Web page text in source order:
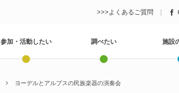
>>>よくあるご質問
参加・活動したい 調べたい 施設
ヨーデルとアルプスの民族楽器の演奏会